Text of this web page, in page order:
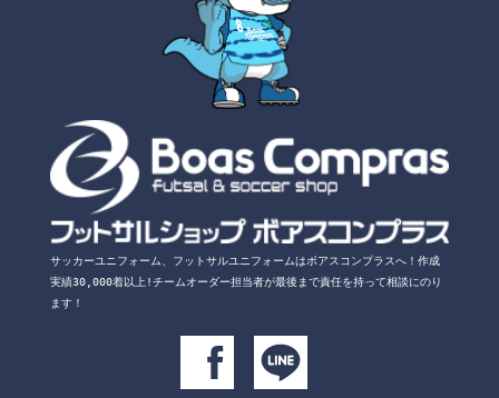
サッカーユニフォーム、フットサルユニフォームはボアスコンプラスへ！ 作成
実績30,000着以上!チームオーダー担当者が最後まで責任を持って相談にのり
ます！